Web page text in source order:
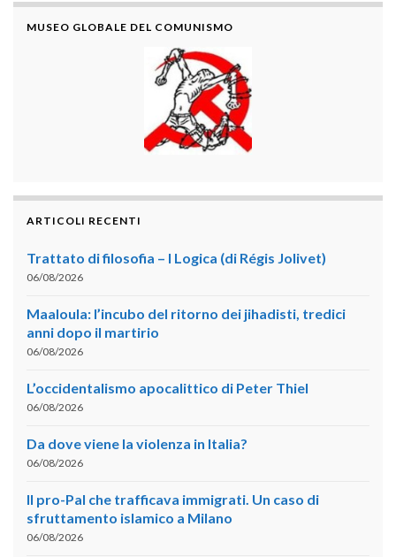
MUSEO GLOBALE DEL COMUNISMO
ARTICOLI RECENTI
Trattato di filosofia – I Logica (di Régis Jolivet)
06/08/2026
Maaloula: l’incubo del ritorno dei jihadisti, tredici
anni dopo il martirio
06/08/2026
L’occidentalismo apocalittico di Peter Thiel
06/08/2026
Da dove viene la violenza in Italia?
06/08/2026
Il pro-Pal che trafficava immigrati. Un caso di
sfruttamento islamico a Milano
06/08/2026